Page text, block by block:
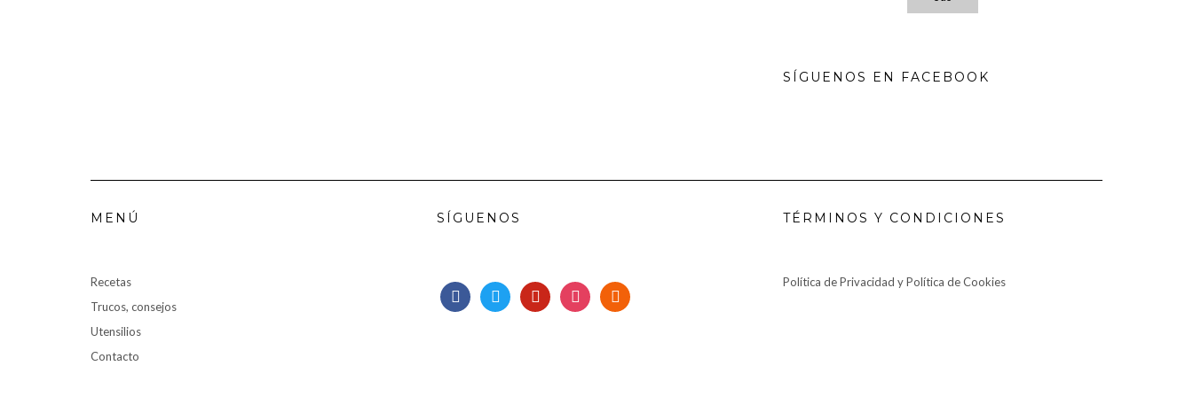
SÍGUENOS EN FACEBOOK
MENÚ
Recetas
Trucos, consejos
Utensilios
Contacto
SÍGUENOS
facebooktwitter pinterestinstagramrss
TÉRMINOS Y CONDICIONES
Política de Privacidad y Política de Cookies